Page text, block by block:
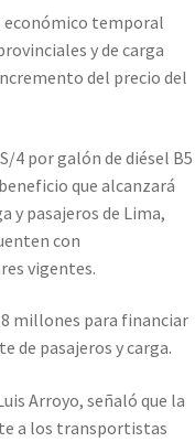
económico temporal
y de carga
del precio del
4 por galón de diésel B5
que alcanzará
y pasajeros de Lima,
con
vigentes.
millones para financiar
de pasajeros y carga.
Arroyo, señaló que la
a los transportistas